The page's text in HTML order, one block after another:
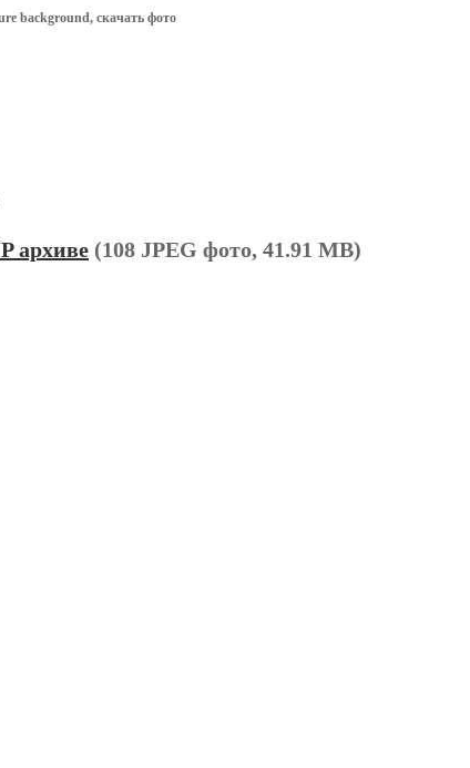
background, скачать фото
архиве (108 JPEG фото, 41.91 MB)